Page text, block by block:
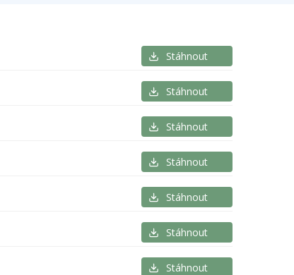
Stáhnout
Stáhnout
Stáhnout
Stáhnout
Stáhnout
Stáhnout
Stáhnout